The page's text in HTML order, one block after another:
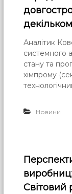
Аналітик
системного
стану та
хімпрому
Новини
Світовий